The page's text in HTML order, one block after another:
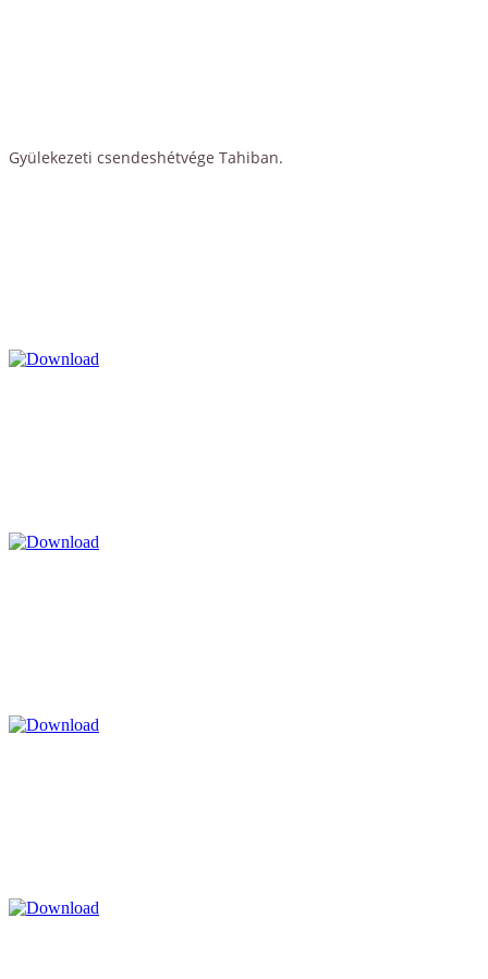
Gyülekezeti csendeshétvége Tahiban.